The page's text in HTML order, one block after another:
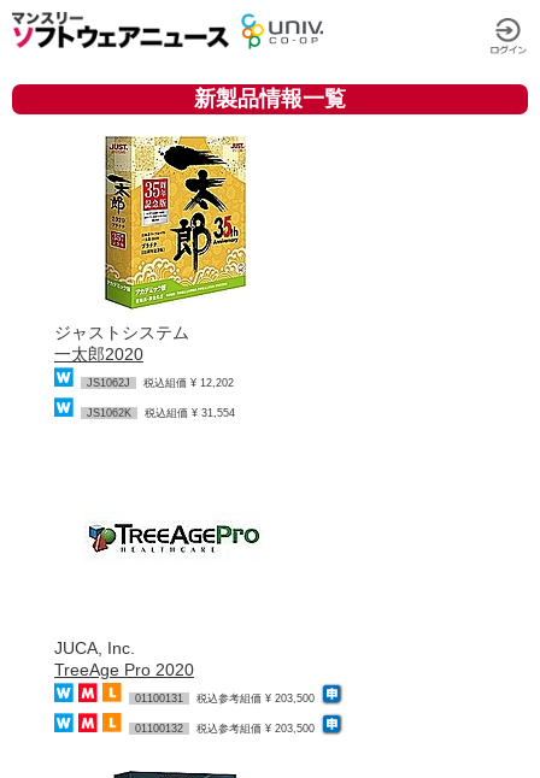
新製品情報一覧
ジャストシステム
一太郎2020
JS1062J 税込組価 ¥ 12,202
JS1062K 税込組価 ¥ 31,554
JUCA, Inc.
TreeAge Pro 2020
01100131 税込参考組価 ¥ 203,500
01100132 税込参考組価 ¥ 203,500